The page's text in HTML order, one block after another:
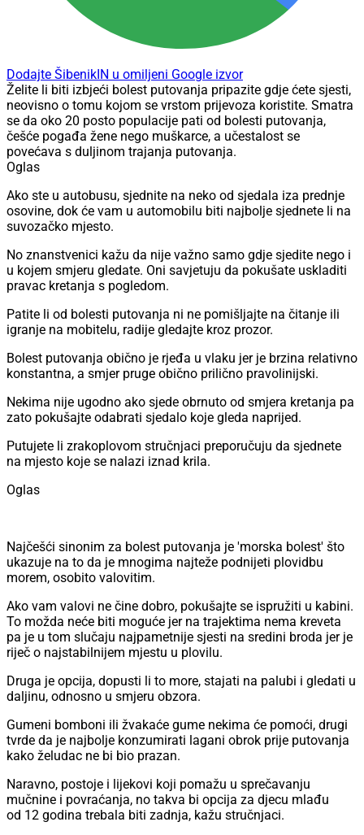
Dodajte ŠibenikIN u omiljeni Google izvor
Želite li biti izbjeći bolest putovanja pripazite gdje ćete sjesti,
neovisno o tomu kojom se vrstom prijevoza koristite. Smatra
se da oko 20 posto populacije pati od bolesti putovanja,
češće pogađa žene nego muškarce, a učestalost se
povećava s duljinom trajanja putovanja.
Oglas
Ako ste u autobusu, sjednite na neko od sjedala iza prednje
osovine, dok će vam u automobilu biti najbolje sjednete li na
suvozačko mjesto.
No znanstvenici kažu da nije važno samo gdje sjedite nego i
u kojem smjeru gledate. Oni savjetuju da pokušate uskladiti
pravac kretanja s pogledom.
Patite li od bolesti putovanja ni ne pomišljajte na čitanje ili
igranje na mobitelu, radije gledajte kroz prozor.
Bolest putovanja obično je rjeđa u vlaku jer je brzina relativno
konstantna, a smjer pruge obično prilično pravolinijski.
Nekima nije ugodno ako sjede obrnuto od smjera kretanja pa
zato pokušajte odabrati sjedalo koje gleda naprijed.
Putujete li zrakoplovom stručnjaci preporučuju da sjednete
na mjesto koje se nalazi iznad krila.
Oglas
Najčešći sinonim za bolest putovanja je 'morska bolest' što
ukazuje na to da je mnogima najteže podnijeti plovidbu
morem, osobito valovitim.
Ako vam valovi ne čine dobro, pokušajte se ispružiti u kabini.
To možda neće biti moguće jer na trajektima nema kreveta
pa je u tom slučaju najpametnije sjesti na sredini broda jer je
riječ o najstabilnijem mjestu u plovilu.
Druga je opcija, dopusti li to more, stajati na palubi i gledati u
daljinu, odnosno u smjeru obzora.
Gumeni bomboni ili žvakaće gume nekima će pomoći, drugi
tvrde da je najbolje konzumirati lagani obrok prije putovanja
kako želudac ne bi bio prazan.
Naravno, postoje i lijekovi koji pomažu u sprečavanju
mučnine i povraćanja, no takva bi opcija za djecu mlađu
od 12 godina trebala biti zadnja, kažu stručnjaci.